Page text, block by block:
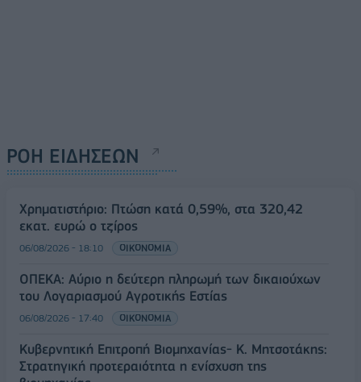
ΡΟΗ ΕΙΔΗΣΕΩΝ
Χρηματιστήριο: Πτώση κατά 0,59%, στα 320,42
εκατ. ευρώ ο τζίρος
06/08/2026 - 18:10 ΟΙΚΟΝΟΜΙΑ
ΟΠΕΚΑ: Αύριο η δεύτερη πληρωμή των δικαιούχων
του Λογαριασμού Αγροτικής Εστίας
06/08/2026 - 17:40 ΟΙΚΟΝΟΜΙΑ
Κυβερνητική Επιτροπή Βιομηχανίας- Κ. Μητσοτάκης:
Στρατηγική προτεραιότητα η ενίσχυση της